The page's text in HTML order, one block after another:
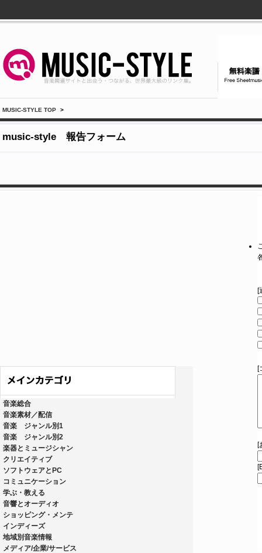
MUSIC-STYLE TOP >
music-style 報告フォーム
音楽総合
音楽素材／配信
音楽 ジャンル別1
音楽 ジャンル別2
楽器とミュージシャン
クリエイティブ
ソフトウェアとPC
コミュニケーション
学ぶ・教える
音響とオーディオ
ショッピング・メンテ
インディーズ
地域別音楽情報
メディア/企業/サービス
[
[
[